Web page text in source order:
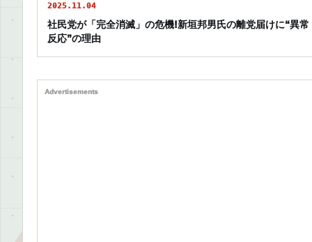
2025.11.04
社民党が「完全消滅」の危機!新垣邦男氏の離党届けに“異常
反応”の理由
Advertisements